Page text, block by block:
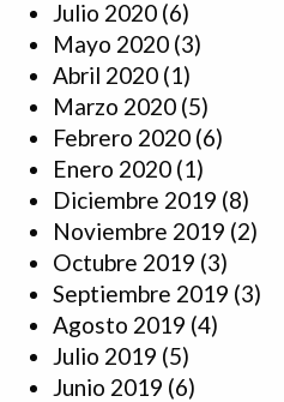
Julio 2020 (6)
Mayo 2020 (3)
Abril 2020 (1)
Marzo 2020 (5)
Febrero 2020 (6)
Enero 2020 (1)
Diciembre 2019 (8)
Noviembre 2019 (2)
Octubre 2019 (3)
Septiembre 2019 (3)
Agosto 2019 (4)
Julio 2019 (5)
Junio 2019 (6)